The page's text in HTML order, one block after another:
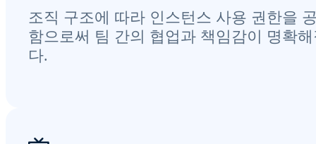
조직 구조에 따라 인스턴스 사용 권한을
함으로써 팀 간의 협업과 책임감이 명확
다.